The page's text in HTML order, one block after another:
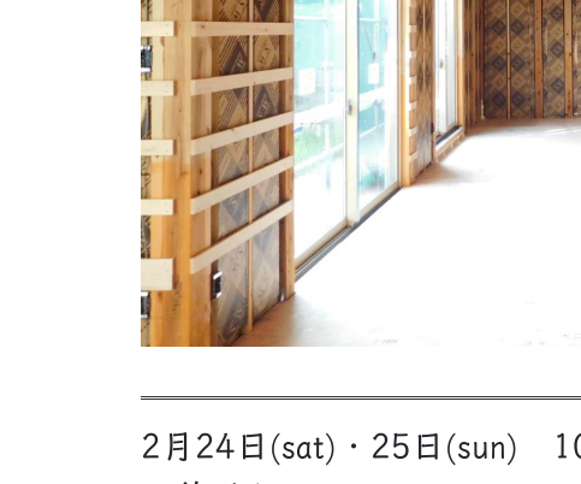
2月24日(sat)・25日(sun)